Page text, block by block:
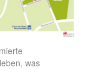
was